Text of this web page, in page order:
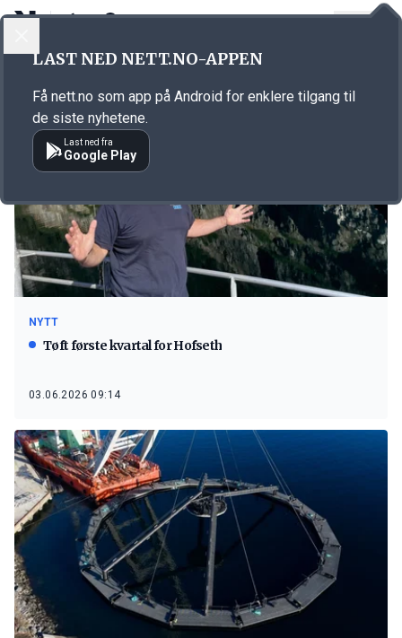
Emne: Hofseth Aqua
NYTT
Tøft første kvartal for Hofseth
03.06.2026 09:14
LAST NED NETT.NO-APPEN
Få nett.no som app på Android for enklere tilgang til
de siste nyhetene.
Last ned fra
Google Play